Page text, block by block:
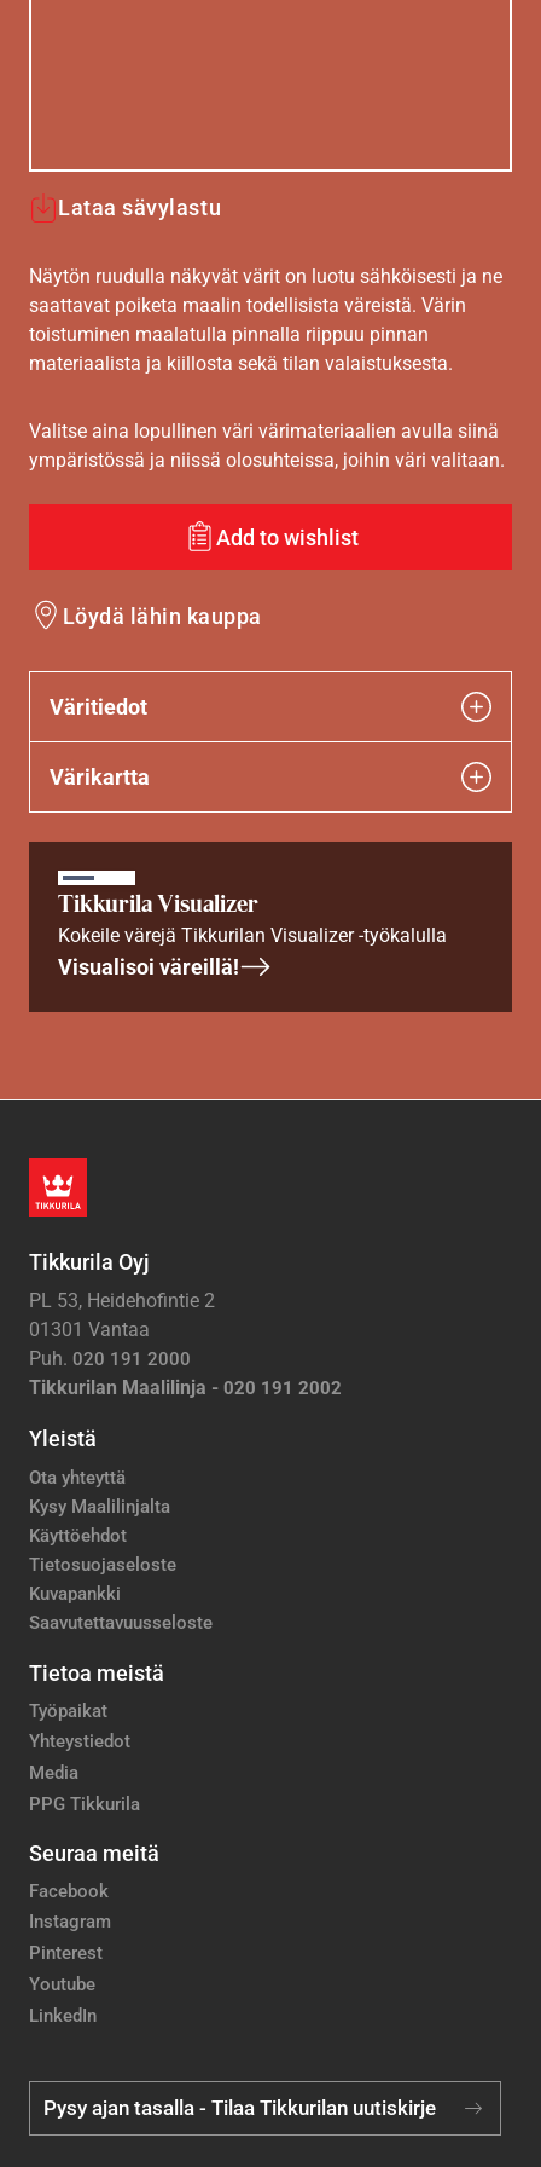
Lataa sävylastu
Näytön ruudulla näkyvät värit on luotu sähköisesti ja ne
saattavat poiketa maalin todellisista väreistä. Värin
toistuminen maalatulla pinnalla riippuu pinnan
materiaalista ja kiillosta sekä tilan valaistuksesta.
Valitse aina lopullinen väri värimateriaalien avulla siinä
ympäristössä ja niissä olosuhteissa, joihin väri valitaan.
Add to wishlist
Löydä lähin kauppa
Väritiedot
Värikartta
Tikkurila Visualizer
Kokeile värejä Tikkurilan Visualizer -työkalulla
Visualisoi väreillä!
Tikkurila Oyj
PL 53, Heidehofintie 2
01301 Vantaa
Puh. 020 191 2000
Tikkurilan Maalilinja - 020 191 2002
Yleistä
Ota yhteyttä
Kysy Maalilinjalta
Käyttöehdot
Tietosuojaseloste
Kuvapankki
Saavutettavuusseloste
Tietoa meistä
Työpaikat
Yhteystiedot
Media
PPG Tikkurila
Seuraa meitä
Facebook
Instagram
Pinterest
Youtube
LinkedIn
Pysy ajan tasalla - Tilaa Tikkurilan uutiskirje